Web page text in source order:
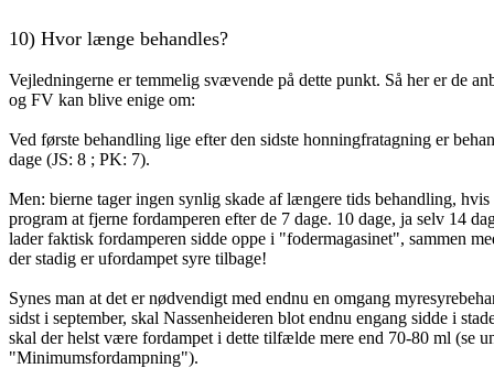
10) Hvor længe behandles?
Vejledningerne er temmelig svævende på dette punkt. Så her er de
og FV kan blive enige om:
Ved første behandling lige efter den sidste honningfratagning er
dage (JS: 8 ; PK: 7).
Men: bierne tager ingen synlig skade af længere tids behandling, hvis
program at fjerne fordamperen efter de 7 dage. 10 dage, ja selv 14
lader faktisk fordamperen sidde oppe i "fodermagasinet", sammen
der stadig er ufordampet syre tilbage!
Synes man at det er nødvendigt med endnu en omgang
sidst i september, skal Nassenheideren blot endnu engang sidde i
skal der helst være fordampet i dette tilfælde mere end 70-80 ml (se
"Minimumsfordampning").